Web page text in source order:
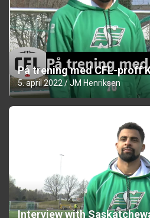
På trening med CFL-proff
5. april 2022 JM Henriksen
Interview with